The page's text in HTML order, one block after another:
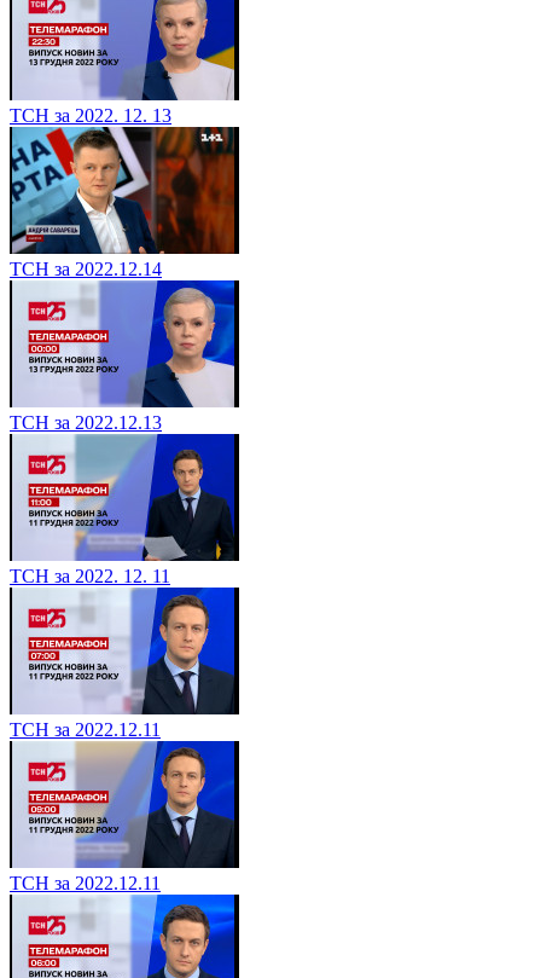
ТСН за 2022. 12. 13
ТСН за 2022.12.14
ТСН за 2022.12.13
ТСН за 2022. 12. 11
ТСН за 2022.12.11
ТСН за 2022.12.11